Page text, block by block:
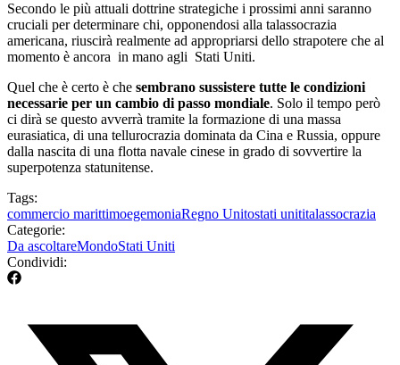
Secondo le più attuali dottrine strategiche i prossimi anni saranno
cruciali per determinare chi, opponendosi alla talassocrazia
americana, riuscirà realmente ad appropriarsi dello strapotere che al
momento è ancora in mano agli Stati Uniti.
Quel che è certo è che sembrano sussistere tutte le condizioni
necessarie per un cambio di passo mondiale. Solo il tempo però
ci dirà se questo avverrà tramite la formazione di una massa
eurasiatica, di una tellurocrazia dominata da Cina e Russia, oppure
dalla nascita di una flotta navale cinese in grado di sovvertire la
superpotenza statunitense.
Tags:
commercio marittimoegemoniaRegno Unitostati unititalassocrazia
Categorie:
Da ascoltareMondoStati Uniti
Condividi: